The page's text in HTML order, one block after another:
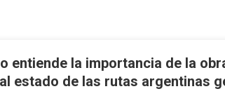
entiende la importancia de la
estado de las rutas argentinas